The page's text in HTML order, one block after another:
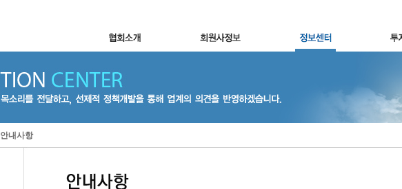
안내사항